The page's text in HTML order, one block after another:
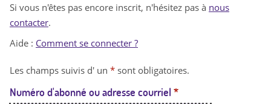
n
t
Si vous n'êtes pas encore inscrit, n'hésitez pas à nous
contacter.
Aide : Comment se connecter ?
Les champs suivis d' un * sont obligatoires.
Numéro d'abonné ou adresse courriel *